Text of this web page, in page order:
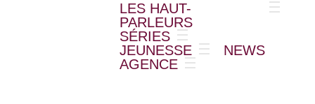
LES HAUT-
PARLEURS
SÉRIES
JEUNESSE
NEWS
AGENCE